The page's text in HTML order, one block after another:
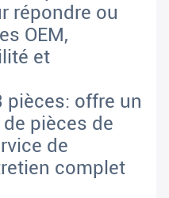
répondre ou
OEM,
et
pièces: offre un
pièces de
de
complet